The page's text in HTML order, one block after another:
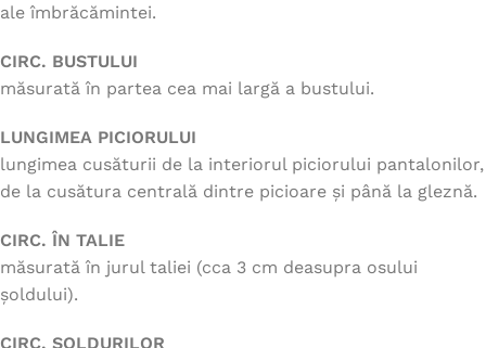
ale îmbrăcămintei.
CIRC. BUSTULUI
măsurată în partea cea mai largă a bustului.
LUNGIMEA PICIORULUI
lungimea cusăturii de la interiorul piciorului pantalonilor,
de la cusătura centrală dintre picioare și până la gleznă.
CIRC. ÎN TALIE
măsurată în jurul taliei (cca 3 cm deasupra osului
șoldului).
CIRC. ȘOLDURILOR